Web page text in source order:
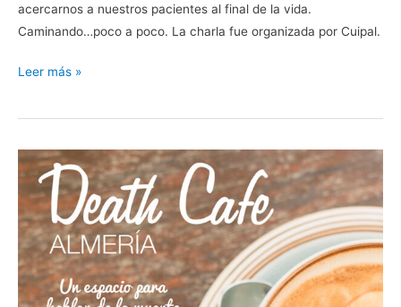
acercarnos a nuestros pacientes al final de la vida.
Caminando…poco a poco. La charla fue organizada por Cuipal.
Leer más »
Segundo
Death
Cafe
Almería,
el
15